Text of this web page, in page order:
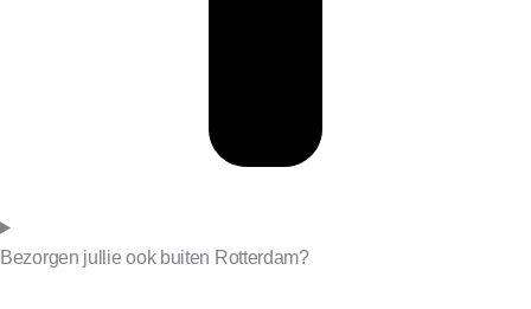
Bezorgen jullie ook buiten Rotterdam?